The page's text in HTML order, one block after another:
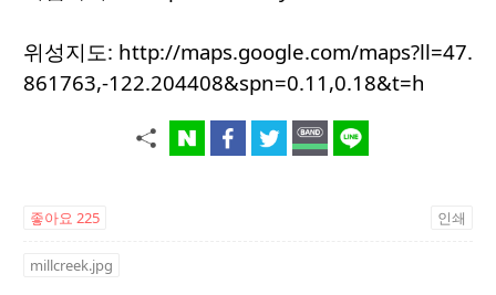
위성지도: http://maps.google.com/maps?ll=47.
861763,-122.204408&spn=0.11,0.18&t=h
좋아요 225 인쇄
millcreek.jpg